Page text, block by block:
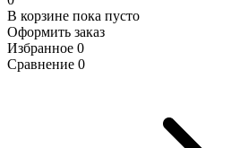
В корзине пока пусто
Оформить заказ
Избранное 0
Сравнение 0